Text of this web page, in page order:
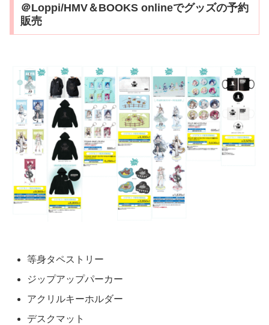
＠Loppi/HMV＆BOOKS onlineでグッズの予約
販売
等身タペストリー
ジップアップパーカー
アクリルキーホルダー
デスクマット